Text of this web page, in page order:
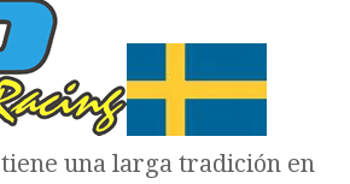
una larga tradición en